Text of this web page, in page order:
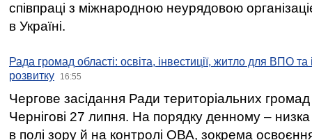
співпраці з міжнародною неурядовою
в Україні.
Рада громад області: освіта, інвестиції, житло для ВПО
розвитку
16:55
Чергове засідання Ради територіальних громад
Чернігові 27 липня. На порядку денному –
в полі зору й на контролі ОВА, зокрема освоєння